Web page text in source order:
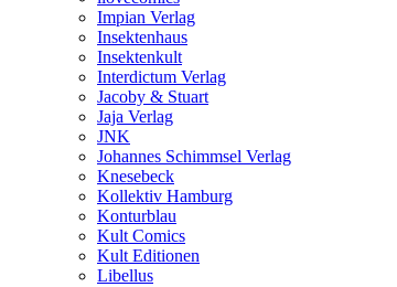
Impian Verlag
Insektenhaus
Insektenkult
Interdictum Verlag
Jacoby & Stuart
Jaja Verlag
JNK
Johannes Schimmsel Verlag
Knesebeck
Kollektiv Hamburg
Konturblau
Kult Comics
Kult Editionen
Libellus